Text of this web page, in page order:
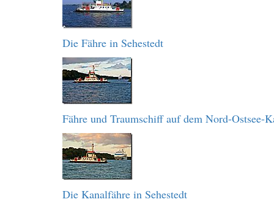
Die Fähre in Sehestedt
Fähre und Traumschiff auf dem Nord-Ostsee-
Die Kanalfähre in Sehestedt